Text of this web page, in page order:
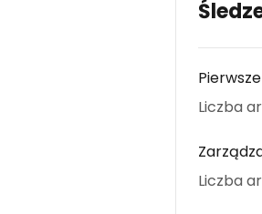
Liczba
Liczba